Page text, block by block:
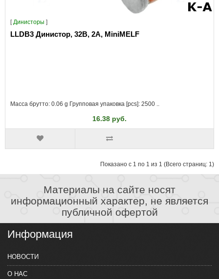
[ Динисторы ]
LLDB3 Динистор, 32В, 2А, MiniMELF
Масса брутто: 0.06 g Групповая упаковка [pcs]: 2500 ..
16.38 руб.
Показано с 1 по 1 из 1 (Всего страниц: 1)
Материалы на сайте носят
информационный характер, не является
публичной офертой
Информация
НОВОСТИ
О НАС